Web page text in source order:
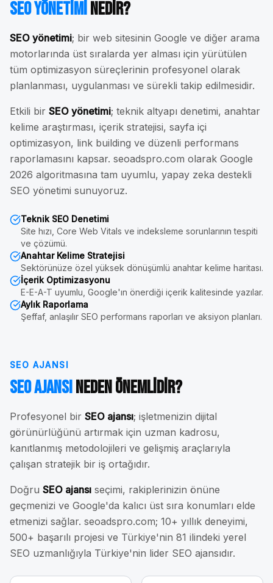
SEO YönetimiNedir?
SEO yönetimi; bir web sitesinin Google ve diğer arama
motorlarında üst sıralarda yer alması için yürütülen
tüm optimizasyon süreçlerinin profesyonel olarak
planlanması, uygulanması ve sürekli takip edilmesidir.
Etkili bir SEO yönetimi; teknik altyapı denetimi, anahtar
kelime araştırması, içerik stratejisi, sayfa içi
optimizasyon, link building ve düzenli performans
raporlamasını kapsar. seoadspro.com olarak Google
2026 algoritmasına tam uyumlu, yapay zeka destekli
SEO yönetimi sunuyoruz.
Teknik SEO Denetimi
Site hızı, Core Web Vitals ve indeksleme sorunlarının tespiti
ve çözümü.
Anahtar Kelime Stratejisi
Sektörünüze özel yüksek dönüşümlü anahtar kelime haritası.
İçerik Optimizasyonu
E-E-A-T uyumlu, Google'ın önerdiği içerik kalitesinde yazılar.
Aylık Raporlama
Şeffaf, anlaşılır SEO performans raporları ve aksiyon planları.
SEO AJANSI
SEO AjansıNeden Önemlidir?
Profesyonel bir SEO ajansı; işletmenizin dijital
görünürlüğünü artırmak için uzman kadrosu,
kanıtlanmış metodolojileri ve gelişmiş araçlarıyla
çalışan stratejik bir iş ortağıdır.
Doğru SEO ajansı seçimi, rakiplerinizin önüne
geçmenizi ve Google'da kalıcı üst sıra konumları elde
etmenizi sağlar. seoadspro.com; 10+ yıllık deneyimi,
500+ başarılı projesi ve Türkiye'nin 81 ilindeki yerel
SEO uzmanlığıyla Türkiye'nin lider SEO ajansıdır.